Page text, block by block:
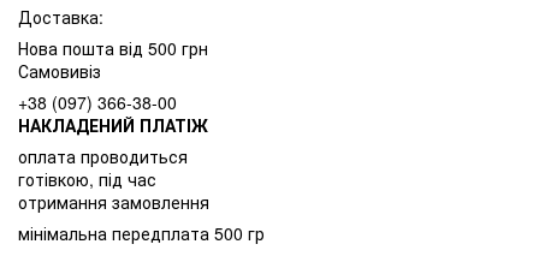
Доставка:
Нова пошта від 500 грн
Самовивіз
+38 (097) 366-38-00
НАКЛАДЕНИЙ ПЛАТІЖ
оплата проводиться
готівкою, під час
отримання замовлення
мінімальна передплата 500 гр